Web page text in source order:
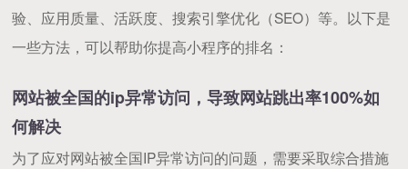
验、应用质量、活跃度、搜索引擎优化（SEO）等。以下是
一些方法，可以帮助你提高小程序的排名：
网站被全国的ip异常访问，导致网站跳出率100%如
何解决
为了应对网站被全国IP异常访问的问题，需要采取综合措施